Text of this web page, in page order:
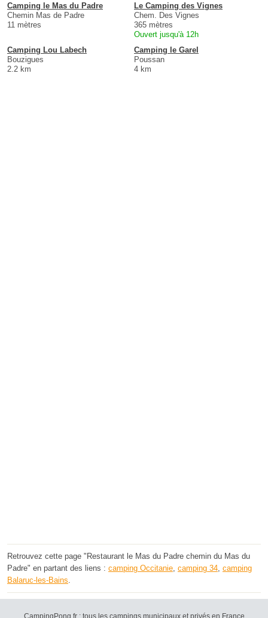
Camping le Mas du Padre
Chemin Mas de Padre
11 mètres
Le Camping des Vignes
Chem. Des Vignes
365 mètres
Ouvert jusqu'à 12h
Camping Lou Labech
Bouzigues
2.2 km
Camping le Garel
Poussan
4 km
Retrouvez cette page "Restaurant le Mas du Padre chemin du Mas du
Padre" en partant des liens : camping Occitanie, camping 34, camping
Balaruc-les-Bains.